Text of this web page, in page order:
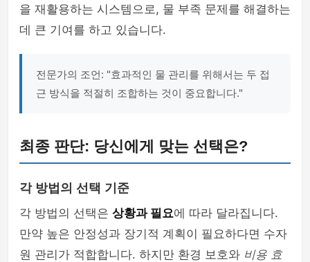
을 재활용하는 시스템으로, 물 부족 문제를 해결하는
데 큰 기여를 하고 있습니다.
전문가의 조언: "효과적인 물 관리를 위해서는 두 접
근 방식을 적절히 조합하는 것이 중요합니다."
최종 판단: 당신에게 맞는 선택은?
각 방법의 선택 기준
각 방법의 선택은 상황과 필요에 따라 달라집니다.
만약 높은 안정성과 장기적 계획이 필요하다면 수자
원 관리가 적합합니다. 하지만 환경 보호와 비용 효